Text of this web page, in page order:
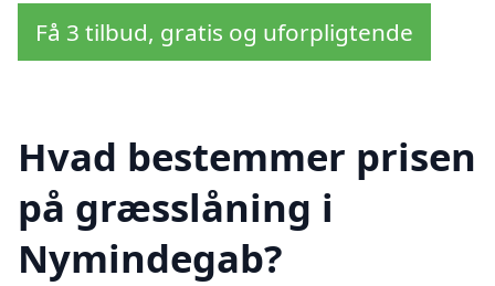
Få 3 tilbud, gratis og uforpligtende
Hvad bestemmer prisen
på græsslåning i
Nymindegab?